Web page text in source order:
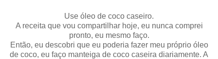
Use óleo de coco caseiro.
A receita que vou compartilhar hoje, eu nunca comprei
pronto, eu mesmo faço.
Então, eu descobri que eu poderia fazer meu próprio óleo
de coco, eu faço manteiga de coco caseira diariamente. A